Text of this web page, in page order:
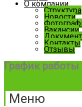
О компании
Структура
Новости
Вакансии
Контакты
Отзывы
График
Меню